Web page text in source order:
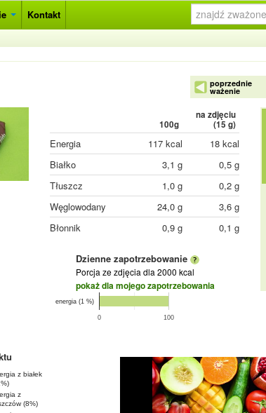
Kontakt
poprzednie
ważenie
100g
na zdjęciu
(15 g)
Energia 117 kcal
18 kcal
Białko
3,1 g
0,5 g
Tłuszcz
1,0 g
0,2 g
Węglowodany
24,0 g
3,6 g
Błonnik
0,9 g 0,1 g
Dzienne zapotrzebowanie
Porcja ze zdjęcia dla 2000 kcal
pokaż dla mojego zapotrzebowania
0 100
energia (1 %)
z białek
z
(8%)